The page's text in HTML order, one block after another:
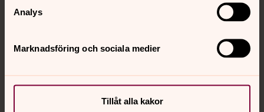
Analys
Marknadsföring och sociala medier
Tillåt alla kakor
Hitta snabbt